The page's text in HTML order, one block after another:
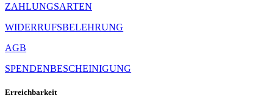
ZAHLUNGSARTEN
WIDERRUFSBELEHRUNG
AGB
SPENDENBESCHEINIGUNG
Erreichbarkeit